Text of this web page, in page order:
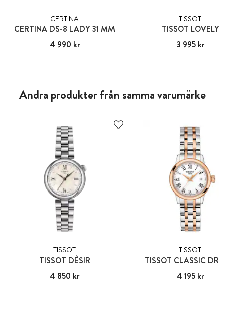
CERTINA
CERTINA DS-8 LADY 31 MM
Pris:4 990 kr
4 990 kr
TISSOT
TISSOT LOVELY
Pris :3 995 kr
3 995 kr
Andra produkter från samma varumärke
TISSOT
TISSOT DÈSIR
Pris:4 850 kr
4 850 kr
TISSOT
TISSOT CLASSIC
Pris:4 195 kr
4 195 kr